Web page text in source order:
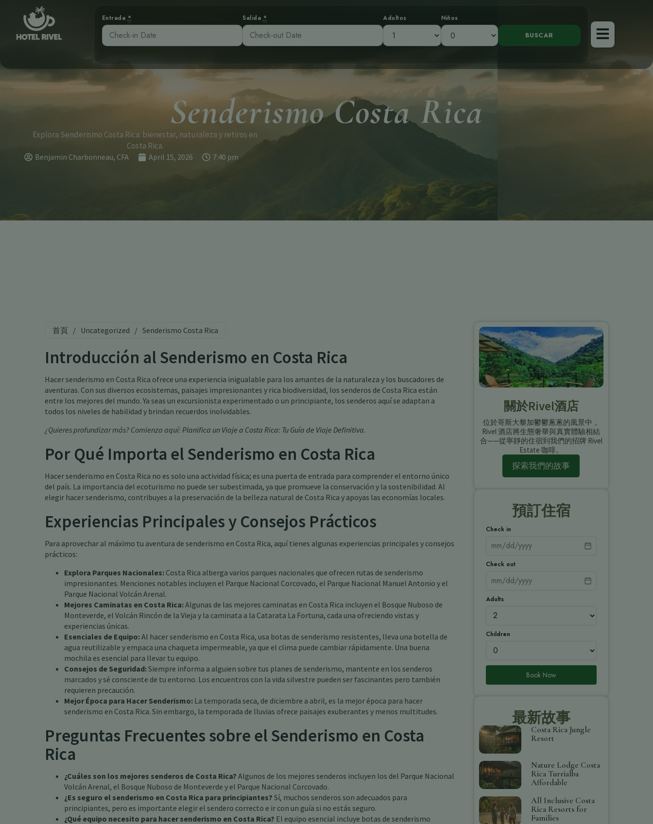
Entrada * Salida * Adultos Niños
Senderismo Costa Rica
Explora Senderismo Costa Rica: bienestar, naturaleza y retiros en
Costa Rica.
Benjamin Charbonneau, CFA April 15, 2026 7:40 pm
首頁 / Uncategorized / Senderismo Costa Rica
Introducción al Senderismo en Costa Rica
Hacer senderismo en Costa Rica ofrece una experiencia inigualable para los amantes de la naturaleza y los buscadores de
aventuras. Con sus diversos ecosistemas, paisajes impresionantes y rica biodiversidad, los senderos de Costa Rica están
entre los mejores del mundo. Ya seas un excursionista experimentado o un principiante, los senderos aquí se adaptan a
todos los niveles de habilidad y brindan recuerdos inolvidables.
¿Quieres profundizar más? Comienza aquí: Planifica un Viaje a Costa Rica: Tu Guía de Viaje Definitiva.
Por Qué Importa el Senderismo en Costa Rica
Hacer senderismo en Costa Rica no es solo una actividad física; es una puerta de entrada para comprender el entorno único
del país. La importancia del ecoturismo no puede ser subestimada, ya que promueve la conservación y la sostenibilidad. Al
elegir hacer senderismo, contribuyes a la preservación de la belleza natural de Costa Rica y apoyas las economías locales.
Experiencias Principales y Consejos Prácticos
Para aprovechar al máximo tu aventura de senderismo en Costa Rica, aquí tienes algunas experiencias principales y consejos
prácticos:
Explora Parques Nacionales: Costa Rica alberga varios parques nacionales que ofrecen rutas de senderismo
impresionantes. Menciones notables incluyen el Parque Nacional Corcovado, el Parque Nacional Manuel Antonio y el
Parque Nacional Volcán Arenal.
Mejores Caminatas en Costa Rica:Algunas de las mejores caminatas en Costa Rica incluyen el Bosque Nuboso de
Monteverde, el Volcán Rincón de la Vieja y la caminata a la Catarata La Fortuna, cada una ofreciendo vistas y
experiencias únicas.
Esenciales de Equipo:Al hacer senderismo en Costa Rica, usa botas de senderismo resistentes, lleva una botella de
agua reutilizable y empaca una chaqueta impermeable, ya que el clima puede cambiar rápidamente. Una buena
mochila es esencial para llevar tu equipo.
Consejos de Seguridad:Siempre informa a alguien sobre tus planes de senderismo, mantente en los senderos
marcados y sé consciente de tu entorno. Los encuentros con la vida silvestre pueden ser fascinantes pero también
requieren precaución.
Mejor Época para Hacer Senderismo: La temporada seca, de diciembre a abril, es la mejor época para hacer
senderismo en Costa Rica. Sin embargo, la temporada de lluvias ofrece paisajes exuberantes y menos multitudes.
Preguntas Frecuentes sobre el Senderismo en Costa
Rica
¿Cuáles son los mejores senderos de Costa Rica? Algunos de los mejores senderos incluyen los del Parque Nacional
Volcán Arenal, el Bosque Nuboso de Monteverde y el Parque Nacional Corcovado.
¿Es seguro el senderismo en Costa Rica para principiantes? Sí, muchos senderos son adecuados para
principiantes, pero es importante elegir el sendero correcto e ir con un guía si no estás seguro.
¿Qué equipo necesito para hacer senderismo en Costa Rica? El equipo esencial incluye botas de senderismo
關於Rivel酒店
位於哥斯大黎加鬱鬱蔥蔥的風景中，
Rivel 酒店將生態奢華與真實體驗相結
合——從寧靜的住宿到我們的招牌 Rivel
Estate 咖啡。
探索我們的故事
預訂住宿
Check in
Check out
Adults
Children
Book Now
最新故事
Costa Rica Jungle
Resort
Nature Lodge Costa
Rica Turrialba
Affordable
All Inclusive Costa
Rica Resorts for
Families